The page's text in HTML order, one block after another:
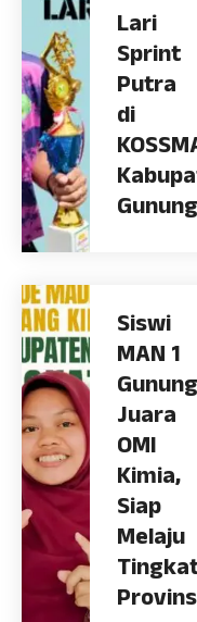
Lari
Sprint
Putra
di
Siswi
MAN 1
Juara
OMI
Kimia,
Siap
Melaju